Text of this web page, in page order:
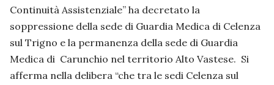
Continuità Assistenziale” ha decretato la
soppressione della sede di Guardia Medica di Celenza
sul Trigno e la permanenza della sede di Guardia
Medica di Carunchio nel territorio Alto Vastese. Si
afferma nella delibera “che tra le sedi Celenza sul